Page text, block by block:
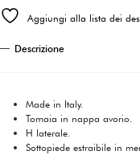
Aggiungi alla lista dei
Descrizione
Made in Italy.
Tomaia in nappa avorio.
H laterale.
Sottopiede estraibile in